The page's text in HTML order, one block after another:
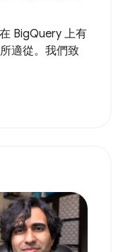
BigQuery 上有
適從。我們致